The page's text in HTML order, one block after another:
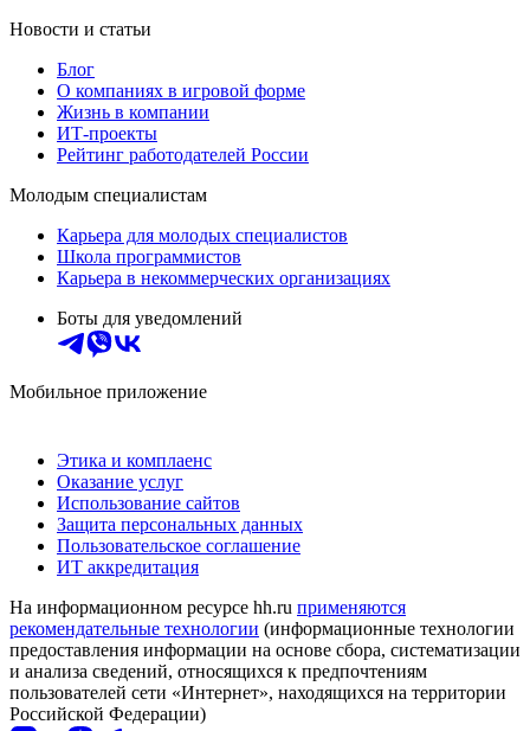
Новости и статьи
Блог
О компаниях в игровой форме
Жизнь в компании
ИТ-проекты
Рейтинг работодателей России
Молодым специалистам
Карьера для молодых специалистов
Школа программистов
Карьера в некоммерческих организациях
Боты для уведомлений
Мобильное приложение
Этика и комплаенс
Оказание услуг
Использование сайтов
Защита персональных данных
Пользовательское соглашение
ИТ аккредитация
На информационном ресурсе hh.ru применяются
рекомендательные технологии (информационные технологии
предоставления информации на основе сбора, систематизации
и анализа сведений, относящихся к предпочтениям
пользователей сети «Интернет», находящихся на территории
Российской Федерации)